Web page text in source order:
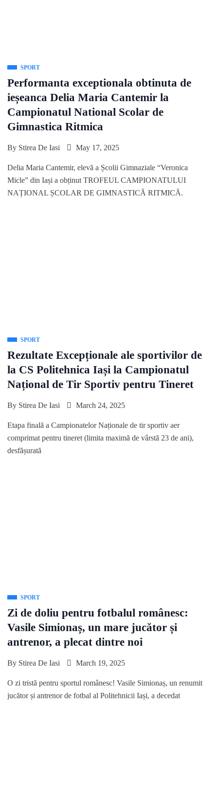
SPORT
Performanta exceptionala obtinuta de
ieșeanca Delia Maria Cantemir la
Campionatul National Scolar de
Gimnastica Ritmica
By Stirea De Iasi May 17, 2025
Delia Maria Cantemir, elevă a Școlii Gimnaziale “Veronica
Micle” din Iași a obținut TROFEUL CAMPIONATULUI
NAȚIONAL ȘCOLAR DE GIMNASTICĂ RITMICĂ.
SPORT
Rezultate Excepționale ale sportivilor de
la CS Politehnica Iași la Campionatul
Național de Tir Sportiv pentru Tineret
By Stirea De Iasi March 24, 2025
Etapa finală a Campionatelor Naționale de tir sportiv aer
comprimat pentru tineret (limita maximă de vârstă 23 de ani),
desfășurată
SPORT
Zi de doliu pentru fotbalul românesc:
Vasile Simionaș, un mare jucător și
antrenor, a plecat dintre noi
By Stirea De Iasi March 19, 2025
O zi tristă pentru sportul românesc! Vasile Simionaș, un renumit
jucător și antrenor de fotbal al Politehnicii Iași, a decedat